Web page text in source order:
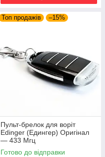
Топ продажів –15%
Пульт-брелок для воріт
Edinger (Едингер) Оригінал
— 433 Мгц
Готово до відправки